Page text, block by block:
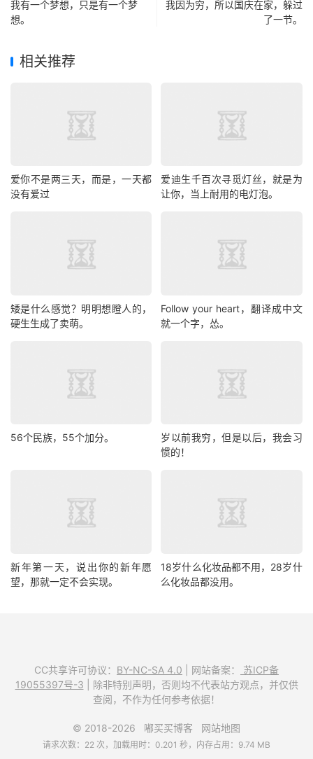
我有一个梦想，只是有一个梦
想。
我因为穷，所以国庆在家，躲过
了一节。
相关推荐
爱你不是两三天，而是，一天都
没有爱过
爱迪生千百次寻觅灯丝，就是为
让你，当上耐用的电灯泡。
矮是什么感觉？明明想瞪人的，
硬生生成了卖萌。
Follow your heart，翻译成中文
就一个字，怂。
56个民族，55个加分。
岁以前我穷，但是以后，我会习
惯的！
新年第一天，说出你的新年愿
望，那就一定不会实现。
18岁什么化妆品都不用，28岁什
么化妆品都没用。
CC共享许可协议： BY-NC-SA 4.0 | 网站备案：
苏ICP备
19055397号-3 | 除非特别声明，否则均不代表站方观点，并仅供
查阅，不作为任何参考依据！
© 2018-2026 嘟买买博客 网站地图
请求次数：22 次，加载用时：0.201 秒，内存占用：9.74 MB